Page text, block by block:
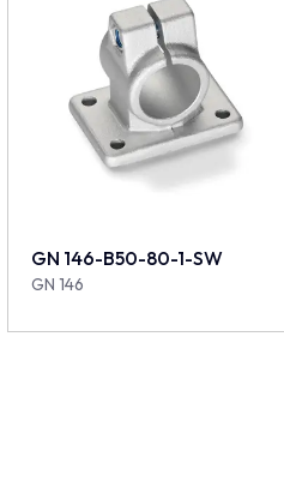
GN 146-B50-80-1-SW
GN 146